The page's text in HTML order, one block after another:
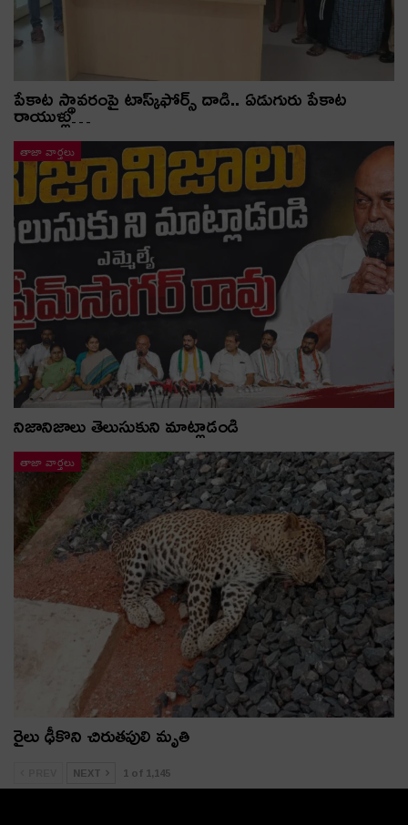
పేకాట స్థావరంపై టాస్క్‌ఫోర్స్ దాడి.. ఏడుగురు పేకాట
రాయుళ్లు…
తాజా వార్తలు
నిజానిజాలు తెలుసుకుని మాట్లాడండి
తాజా వార్తలు
రైలు ఢీకొని చిరుతపులి మృతి
NEXT 1 of 1,145